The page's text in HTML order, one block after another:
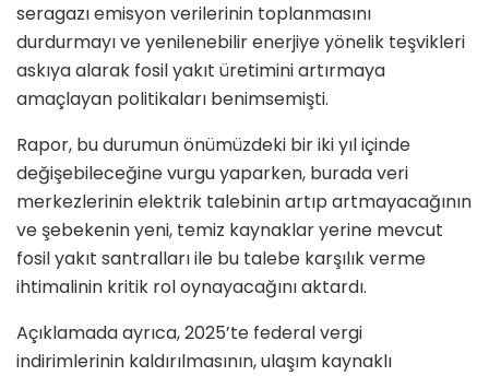
seragazı emisyon verilerinin toplanmasını
durdurmayı ve yenilenebilir enerjiye yönelik teşvikleri
askıya alarak fosil yakıt üretimini artırmaya
amaçlayan politikaları benimsemişti.
Rapor, bu durumun önümüzdeki bir iki yıl içinde
değişebileceğine vurgu yaparken, burada veri
merkezlerinin elektrik talebinin artıp artmayacağının
ve şebekenin yeni, temiz kaynaklar yerine mevcut
fosil yakıt santralları ile bu talebe karşılık verme
ihtimalinin kritik rol oynayacağını aktardı.
Açıklamada ayrıca, 2025’te federal vergi
indirimlerinin kaldırılmasının, ulaşım kaynaklı